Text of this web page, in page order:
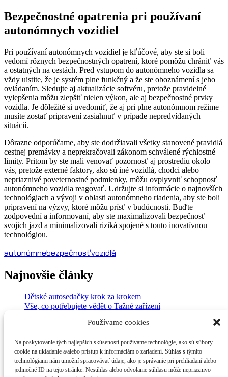
Používame cookies
Na poskytovanie tých najlepších skúseností používame technológie, ako sú súbory
cookie na ukladanie a/alebo prístup k informáciám o zariadení. Súhlas s týmito
technológiami nám umožní spracovávať údaje, ako je správanie pri prehliadaní alebo
jedinečné ID na tejto stránke. Nesúhlas alebo odvolanie súhlasu môže nepriaznivo
Bezpečnostné opatrenia pri používaní
autonómnych vozidiel
Pri používaní autonómnych vozidiel je kľúčové, aby ste si boli
vedomí rôznych bezpečnostných opatrení, ktoré pomôžu chrániť vás
a ostatných na cestách. Pred vstupom do autonómneho vozidla sa
vždy uistite, že je systém plne funkčný a že ste oboznámení s jeho
ovládaním. Sledujte aj aktualizácie softvéru, pretože pravidelné
vylepšenia môžu zlepšiť nielen výkon, ale aj bezpečnostné prvky
vozidla. Je dôležité si uvedomiť, že aj pri plne autonómnom režime
musíte zostať pripravení zasiahnuť v prípade nepredvídaných
situácií.
Dôrazne odporúčame, aby ste dodržiavali všetky stanovené pravidlá
cestnej premávky a neprekračovali zákonom schválené rýchlostné
limity. Pritom by ste mali venovať pozornosť aj prostrediu okolo
vás, pretože externé faktory, ako sú iné vozidlá, chodci alebo
nepriaznivé poveternostné podmienky, môžu ovplyvniť schopnosť
autonómneho vozidla reagovať. Udržujte si informácie o najnovších
technológiach a vývoji v oblasti autonómneho riadenia, aby ste boli
pripravení na výzvy, ktoré môžu prísť v budúcnosti. Buďte
zodpovední a informovaní, aby ste maximalizovali bezpečnosť
svojich jazd a minimalizovali riziká spojené s touto inovatívnou
technológiou.
autonómnebezpečnosťvozidlá
Najnovšie články
Dětské autosedačky krok za krokem
Vše, co potřebujete vědět o Tažné zařízení
Krtkovanie v Bratislave: Komplexný sprievodca cenami a
Diagnostika vozidla – nejčastější chyby a jak se jim vyhnout
Kategórie